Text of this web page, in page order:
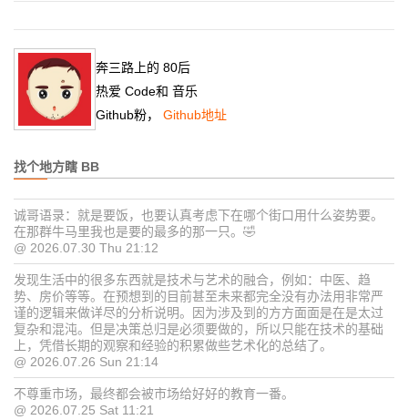
奔三路上的 80后
热爱 Code和 音乐
Github粉， Github地址
找个地方瞎 BB
诚哥语录：就是要饭，也要认真考虑下在哪个街口用什么姿势要。
在那群牛马里我也是要的最多的那一只。🤣
@ 2026.07.30 Thu 21:12
发现生活中的很多东西就是技术与艺术的融合，例如：中医、趋
势、房价等等。在预想到的目前甚至未来都完全没有办法用非常严
谨的逻辑来做详尽的分析说明。因为涉及到的方方面面是在是太过
复杂和混沌。但是决策总归是必须要做的，所以只能在技术的基础
上，凭借长期的观察和经验的积累做些艺术化的总结了。
@ 2026.07.26 Sun 21:14
不尊重市场，最终都会被市场给好好的教育一番。
@ 2026.07.25 Sat 11:21